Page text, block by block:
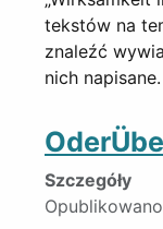
tekstów na
znaleźć
nich napisane.
Szczegóły